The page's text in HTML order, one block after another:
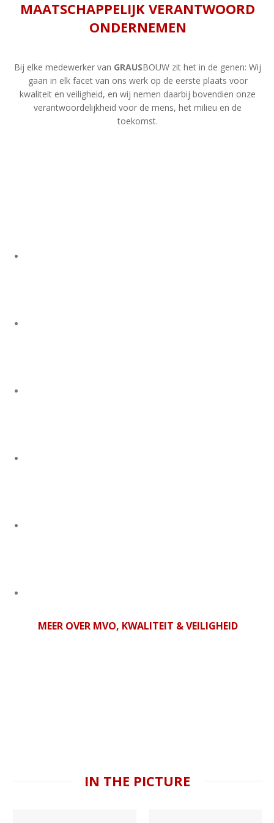
MAATSCHAPPELIJK VERANTWOORD
ONDERNEMEN
Bij elke medewerker van GRAUSBOUW zit het in de genen: Wij
gaan in elk facet van ons werk op de eerste plaats voor
kwaliteit en veiligheid, en wij nemen daarbij bovendien onze
verantwoordelijkheid voor de mens, het milieu en de
toekomst.
MEER OVER MVO, KWALITEIT & VEILIGHEID
IN THE PICTURE